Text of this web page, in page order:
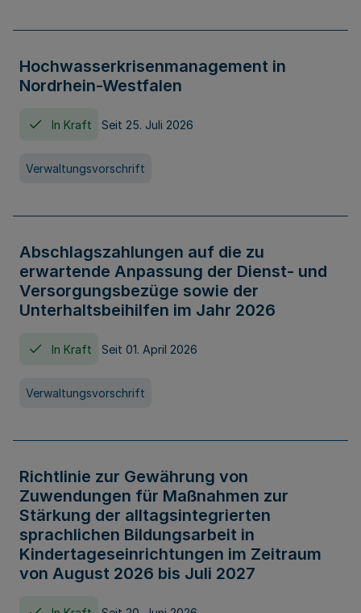
Hochwasserkrisenmanagement in
Nordrhein-Westfalen
In Kraft Seit 25. Juli 2026
Verwaltungsvorschrift
Abschlagszahlungen auf die zu
erwartende Anpassung der Dienst- und
Versorgungsbezüge sowie der
Unterhaltsbeihilfen im Jahr 2026
In Kraft Seit 01. April 2026
Verwaltungsvorschrift
Richtlinie zur Gewährung von
Zuwendungen für Maßnahmen zur
Stärkung der alltagsintegrierten
sprachlichen Bildungsarbeit in
Kindertageseinrichtungen im Zeitraum
von August 2026 bis Juli 2027